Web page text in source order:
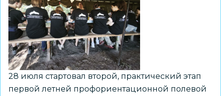
28 июля стартовал второй, практический этап
первой летней профориентационной полевой